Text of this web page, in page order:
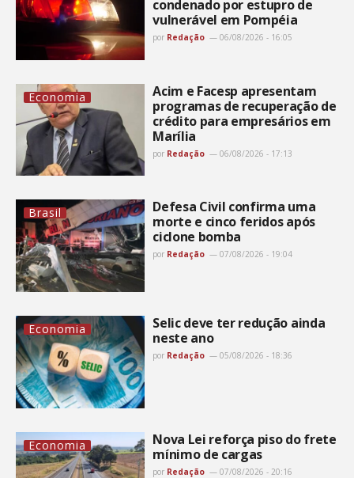
condenado por estupro de
vulnerável em Pompéia
por Redação 06/08/2026 - 16:05
Economia
Acim e Facesp apresentam
programas de recuperação de
crédito para empresários em
Marília
por Redação 06/08/2026 - 17:13
Brasil
Defesa Civil confirma uma
morte e cinco feridos após
ciclone bomba
por Redação 07/08/2026 - 19:04
Economia
Selic deve ter redução ainda
neste ano
por Redação 05/08/2026 - 18:36
Economia
Nova Lei reforça piso do frete
mínimo de cargas
por Redação 07/08/2026 - 20:16